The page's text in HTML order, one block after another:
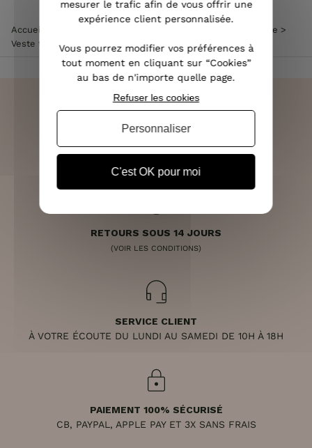
Accueil Blazer femme >
Veste tailleur pied de poule noire et blanche
LIVRAISON RAPIDE
RETOURS SOUS 14 JOURS
(VOIR LES CONDITIONS)
SERVICE CLIENT
À VOTRE ÉCOUTE DU LUNDI AU SAMEDI DE 10H À 18H
PAIEMENT 100% SÉCURISÉ
CB, PAYPAL, APPLE PAY ET 3X SANS FRAIS
mesurer le trafic afin de vous offrir une
expérience client personnalisée.
Vous pourrez modifier vos préférences à
tout moment en cliquant sur “Cookies”
au bas de n'importe quelle page.
C'est OK pour moi
Refuser les cookies
Personnaliser